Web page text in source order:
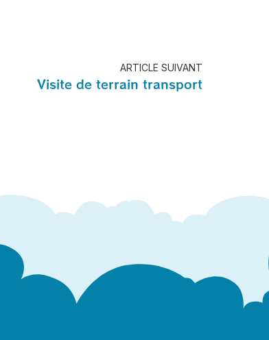
ARTICLE SUIVANT
Visite de terrain transport